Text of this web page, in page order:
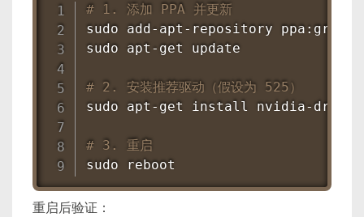
# 1. 添加 PPA 并更新
sudo
sudo
apt-get update
# 2. 安装推荐驱动（假设为 525）
sudo
apt-get install nvidia-
# 3. 重启
sudo
reboot
重启后验证：